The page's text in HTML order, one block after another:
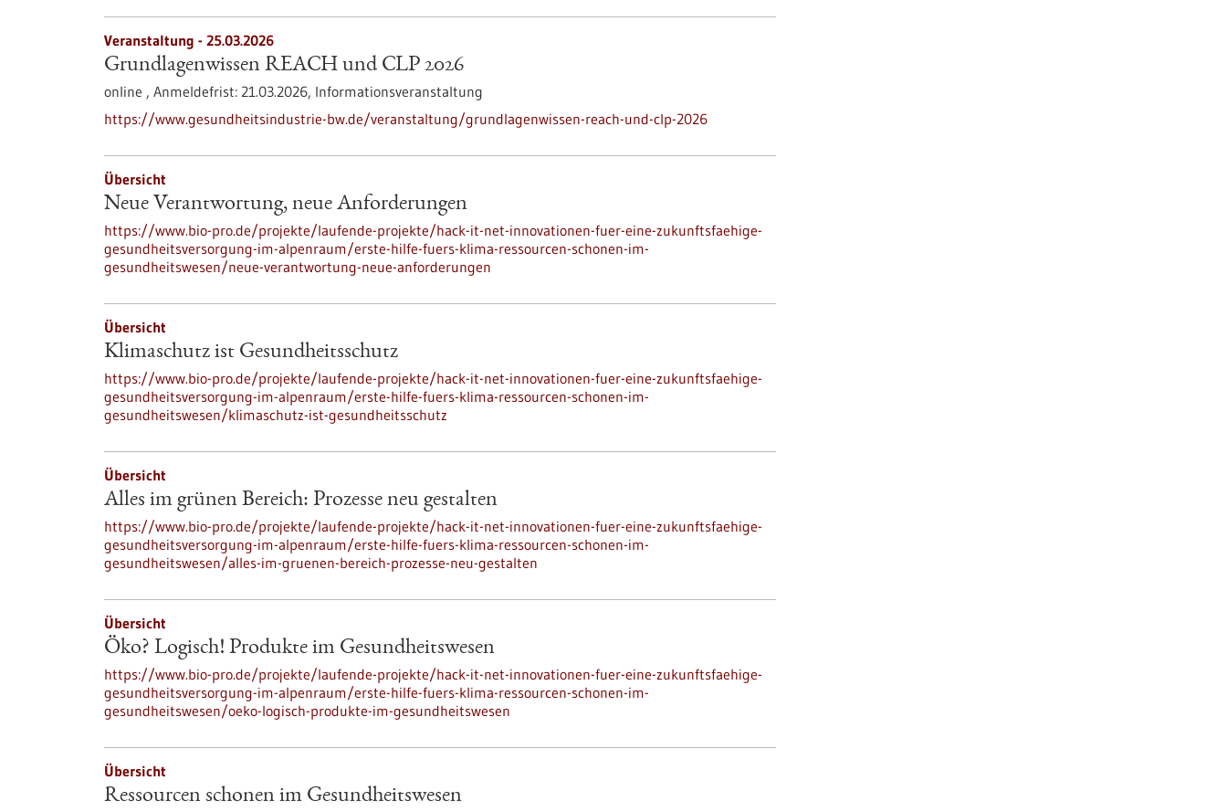
Veranstaltung - 25.03.2026
Grundlagenwissen REACH und CLP 2026
online , Anmeldefrist: 21.03.2026, Informationsveranstaltung
https://www.gesundheitsindustrie-bw.de/veranstaltung/grundlagenwissen-reach-und-clp-2026
Übersicht
Neue Verantwortung, neue Anforderungen
https://www.bio-pro.de/projekte/laufende-projekte/hack-it-net-innovationen-fuer-eine-zukunftsfaehige-
gesundheitsversorgung-im-alpenraum/erste-hilfe-fuers-klima-ressourcen-schonen-im-
gesundheitswesen/neue-verantwortung-neue-anforderungen
Übersicht
Klimaschutz ist Gesundheitsschutz
https://www.bio-pro.de/projekte/laufende-projekte/hack-it-net-innovationen-fuer-eine-zukunftsfaehige-
gesundheitsversorgung-im-alpenraum/erste-hilfe-fuers-klima-ressourcen-schonen-im-
gesundheitswesen/klimaschutz-ist-gesundheitsschutz
Übersicht
Alles im grünen Bereich: Prozesse neu gestalten
https://www.bio-pro.de/projekte/laufende-projekte/hack-it-net-innovationen-fuer-eine-zukunftsfaehige-
gesundheitsversorgung-im-alpenraum/erste-hilfe-fuers-klima-ressourcen-schonen-im-
gesundheitswesen/alles-im-gruenen-bereich-prozesse-neu-gestalten
Übersicht
Öko? Logisch! Produkte im Gesundheitswesen
https://www.bio-pro.de/projekte/laufende-projekte/hack-it-net-innovationen-fuer-eine-zukunftsfaehige-
gesundheitsversorgung-im-alpenraum/erste-hilfe-fuers-klima-ressourcen-schonen-im-
gesundheitswesen/oeko-logisch-produkte-im-gesundheitswesen
Übersicht
Ressourcen schonen im Gesundheitswesen